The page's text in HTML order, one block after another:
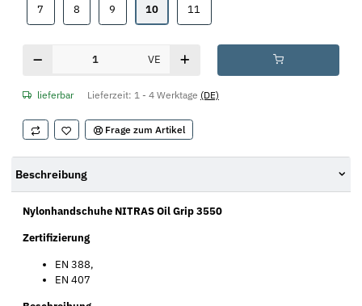
7 88 9 1010 11
VE
lieferbar Lieferzeit: 1 - 4 Werktage (DE)
Frage zum Artikel
Beschreibung
Nylonhandschuhe NITRAS Oil Grip 3550
Zertifizierung
EN 388,
EN 407